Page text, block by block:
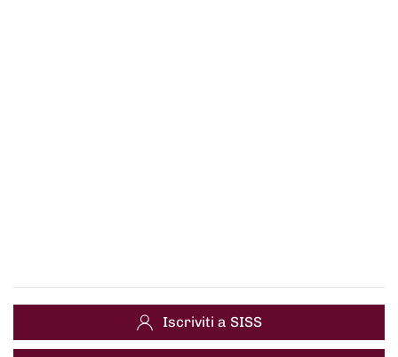
Iscriviti a SISS